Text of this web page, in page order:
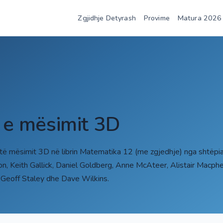
Zgjidhje Detyrash Provime Matura 2026
mësimit 3D
mësimit 3D në librin Matematika 12 (me zgjedhje) nga
Keith Gallick, Daniel Goldberg, Anne McAteer, Alistair
Staley dhe Dave Wilkins.